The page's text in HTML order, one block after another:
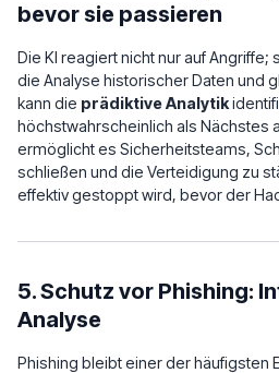
bevor sie passieren
Die KI reagiert nicht nur auf Angriffe;
die Analyse historischer Daten und
kann die prädiktive Analytik
höchstwahrscheinlich als Nächstes
ermöglicht es Sicherheitsteams,
schließen und die Verteidigung zu
effektiv gestoppt wird, bevor der
5. Schutz vor Phishing:
Analyse
Phishing bleibt einer der häufigsten